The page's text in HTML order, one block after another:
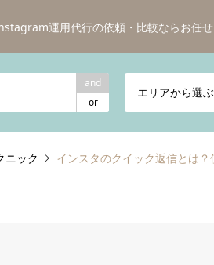
運用代行の依頼・比較ならお任
and
or
エリアから選ぶ
ニック インスタのクイック返信とは